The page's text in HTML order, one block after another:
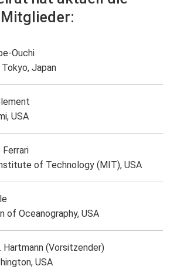
Ouchi
Japan
USA
of Technology (MIT), USA
of Oceanography, USA
Hartmann (Vorsitzender)
USA